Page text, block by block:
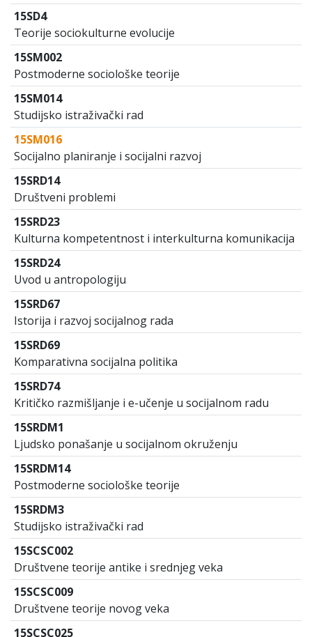
15SD4
Teorije sociokulturne evolucije
15SM002
Postmoderne sociološke teorije
15SM014
Studijsko istraživački rad
15SM016
Socijalno planiranje i socijalni razvoj
15SRD14
Društveni problemi
15SRD23
Kulturna kompetentnost i interkulturna komunikacija
15SRD24
Uvod u antropologiju
15SRD67
Istorija i razvoj socijalnog rada
15SRD69
Komparativna socijalna politika
15SRD74
Kritičko razmišljanje i e-učenje u socijalnom radu
15SRDM1
Ljudsko ponašanje u socijalnom okruženju
15SRDM14
Postmoderne sociološke teorije
15SRDM3
Studijsko istraživački rad
15SCSC002
Društvene teorije antike i srednjeg veka
15SCSC009
Društvene teorije novog veka
15SCSC025